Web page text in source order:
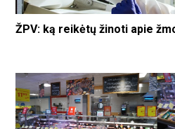
ŽPV: ką reikėtų žinoti apie